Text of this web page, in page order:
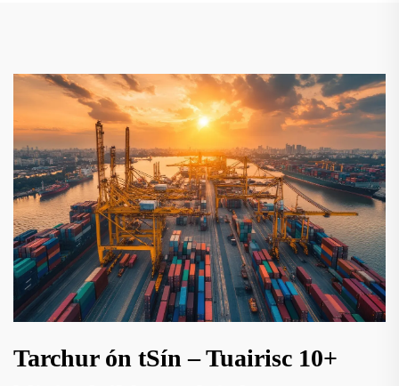
Tarchur ón tSín – Tuairisc 10+